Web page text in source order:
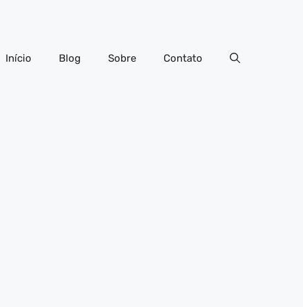
Início Blog Sobre Contato